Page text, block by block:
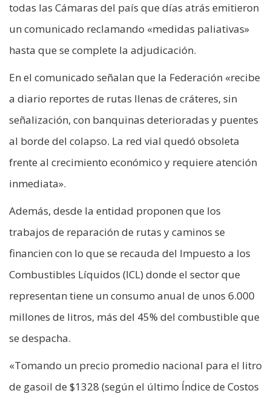
todas las Cámaras del país que días atrás emitieron
un comunicado reclamando «medidas paliativas»
hasta que se complete la adjudicación.
En el comunicado señalan que la Federación «recibe
a diario reportes de rutas llenas de cráteres, sin
señalización, con banquinas deterioradas y puentes
al borde del colapso. La red vial quedó obsoleta
frente al crecimiento económico y requiere atención
inmediata».
Además, desde la entidad proponen que los
trabajos de reparación de rutas y caminos se
financien con lo que se recauda del Impuesto a los
Combustibles Líquidos (ICL) donde el sector que
representan tiene un consumo anual de unos 6.000
millones de litros, más del 45% del combustible que
se despacha.
«Tomando un precio promedio nacional para el litro
de gasoil de $1328 (según el último Índice de Costos